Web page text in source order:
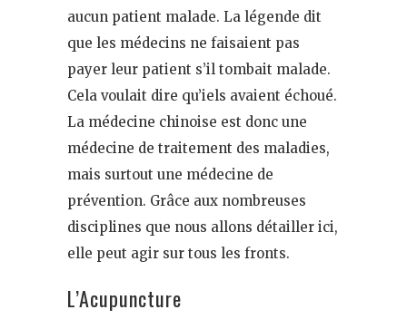
aucun patient malade. La légende dit
que les médecins ne faisaient pas
payer leur patient s’il tombait malade.
Cela voulait dire qu’iels avaient échoué.
La médecine chinoise est donc une
médecine de traitement des maladies,
mais surtout une médecine de
prévention. Grâce aux nombreuses
disciplines que nous allons détailler ici,
elle peut agir sur tous les fronts.
L’Acupuncture